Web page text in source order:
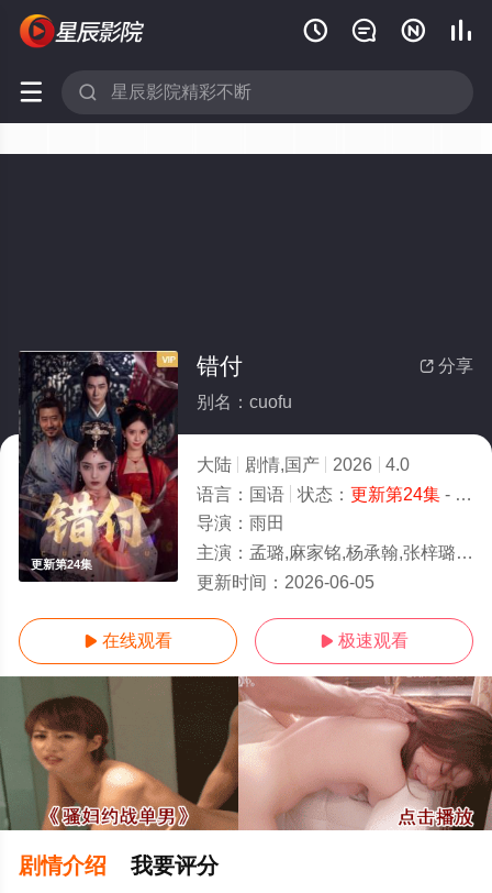
   
 
更新第24集
 分享
错付
别名：cuofu
大陆 剧情,国产 2026
4.0
语言： 国语 状态： 更新第24集- 免费在线观看
导演： 雨田
主演： 孟璐,麻家铭,杨承翰,张梓璐,邢赫楚
更新时间： 2026-06-05
 在线观看  极速观看
剧情介绍 我要评分